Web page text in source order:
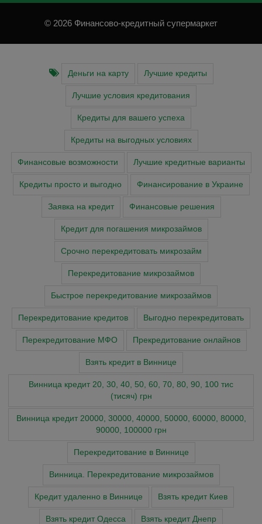
© 2026 Финансово-кредитный супермаркет
Деньги на карту Лучшие кредиты
Лучшие условия кредитования
Кредиты для вашего успеха
Кредиты на выгодных условиях
Финансовые возможности Лучшие кредитные варианты
Кредиты просто и выгодно Финансирование в Украине
Заявка на кредит Финансовые решения
Кредит для погашения микрозаймов
Срочно перекредитовать микрозайм
Перекредитование микрозаймов
Быстрое перекредитование микрозаймов
Перекредитование кредитов Выгодно перекредитовать
Перекредитование МФО Прекредитование онлайнов
Взять кредит в Виннице
Винница кредит 20, 30, 40, 50, 60, 70, 80, 90, 100 тис
(тисяч) грн
Винница кредит 20000, 30000, 40000, 50000, 60000, 80000,
90000, 100000 грн
Перекредитование в Виннице
Винница. Перекредитование микрозаймов
Кредит удаленно в Виннице Взять кредит Киев
Взять кредит Одесса Взять кредит Днепр